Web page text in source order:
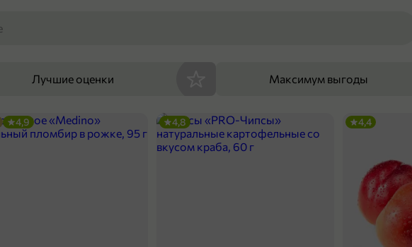
Лучшие оценки Максимум выгоды
4,9 4,8 4,4